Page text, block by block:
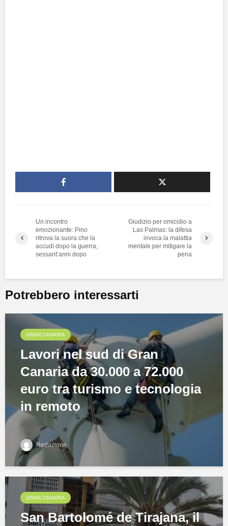
Un incontro
emozionante: Pino
ritrova la suora che la
accudì dopo la guerra,
sessant’anni dopo
Giudizio per omicidio a
Las Palmas: la difesa
invoca la malattia
mentale per mitigare la
pena
Potrebbero interessarti
GRAN CANARIA
Lavori nel sud di Gran
Canaria da 30.000 a 72.000
euro tra turismo e tecnologia
in remoto
Redazione
GRAN CANARIA
San Bartolomé de Tirajana, il